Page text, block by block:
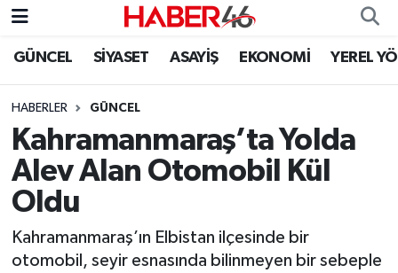
GÜNCEL SİYASET ASAYİŞ EKONOMİ YEREL
HABERLER GÜNCEL
Kahramanmaraş’ta Yolda
Alev Alan Otomobil Kül
Oldu
Kahramanmaraş’ın Elbistan ilçesinde bir
otomobil, seyir esnasında bilinmeyen bir sebeple
GÜNCEL
SİYASET
EKONOMİ
SPOR
YAŞAM
Nöbetçi Eczaneler
Hava Durumu
Kahramanmaraş Namaz Vakitleri
Trafik Durumu
Süper Lig Puan Durumu ve Fikstür